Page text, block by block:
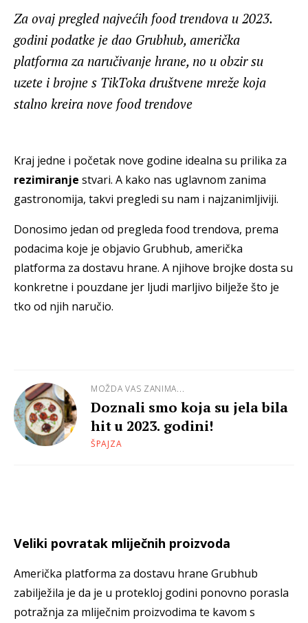
Za ovaj pregled najvećih food trendova u 2023.
godini podatke je dao Grubhub, američka
platforma za naručivanje hrane, no u obzir su
uzete i brojne s TikToka društvene mreže koja
stalno kreira nove food trendove
Kraj jedne i početak nove godine idealna su prilika za
rezimiranje stvari. A kako nas uglavnom zanima
gastronomija, takvi pregledi su nam i najzanimljiviji.
Donosimo jedan od pregleda food trendova, prema
podacima koje je objavio Grubhub, američka
platforma za dostavu hrane. A njihove brojke dosta su
konkretne i pouzdane jer ljudi marljivo bilježe što je
tko od njih naručio.
MOŽDA VAS ZANIMA...
Doznali smo koja su jela bila
hit u 2023. godini!
ŠPAJZA
Veliki povratak mliječnih proizvoda
Američka platforma za dostavu hrane Grubhub
zabilježila je da je u protekloj godini ponovno porasla
potražnja za mliječnim proizvodima te kavom s